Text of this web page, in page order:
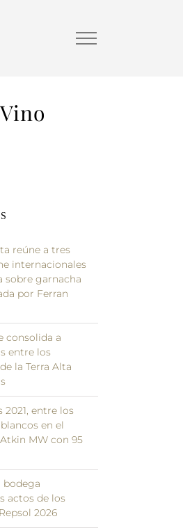
reúne a tres
internacionales
sobre garnacha
por Ferran
consolida a
entre los
la Terra Alta
2021, entre los
en el
MW con 95
bodega
actos de los
2026